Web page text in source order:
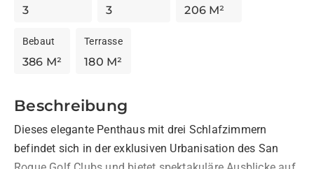
3 3 206 M²
Bebaut
386 M²
Terrasse
180 M²
Beschreibung
Dieses elegante Penthaus mit drei Schlafzimmern
befindet sich in der exklusiven Urbanisation des San